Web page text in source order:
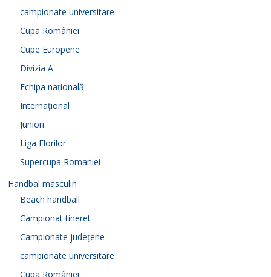
campionate universitare
Cupa României
Cupe Europene
Divizia A
Echipa națională
Internațional
Juniori
Liga Florilor
Supercupa Romaniei
Handbal masculin
Beach handball
Campionat tineret
Campionate județene
campionate universitare
Cupa României